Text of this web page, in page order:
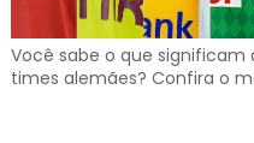
Você sabe o que significam
times alemães? Confira o